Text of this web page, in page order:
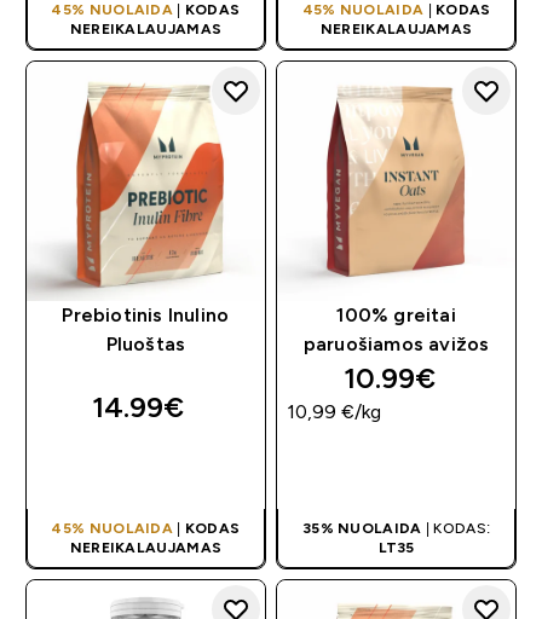
45% NUOLAIDA
KODAS
NEREIKALAUJAMAS
45% NUOLAIDA
KODAS
NEREIKALAUJAMAS
Prebiotinis Inulino
Pluoštas
14.99€‎
45% NUOLAIDA | KODAS
NEREIKALAUJAMAS
100% greitai
paruošiamos avižos
10.99€‎
10,99 €‎/kg
35% NUOLAIDA | KODAS:
LT35